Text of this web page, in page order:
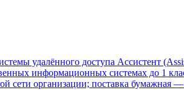
удалённого доступа Ассистент
информационных системах до 1
сети организации; поставка бумажная